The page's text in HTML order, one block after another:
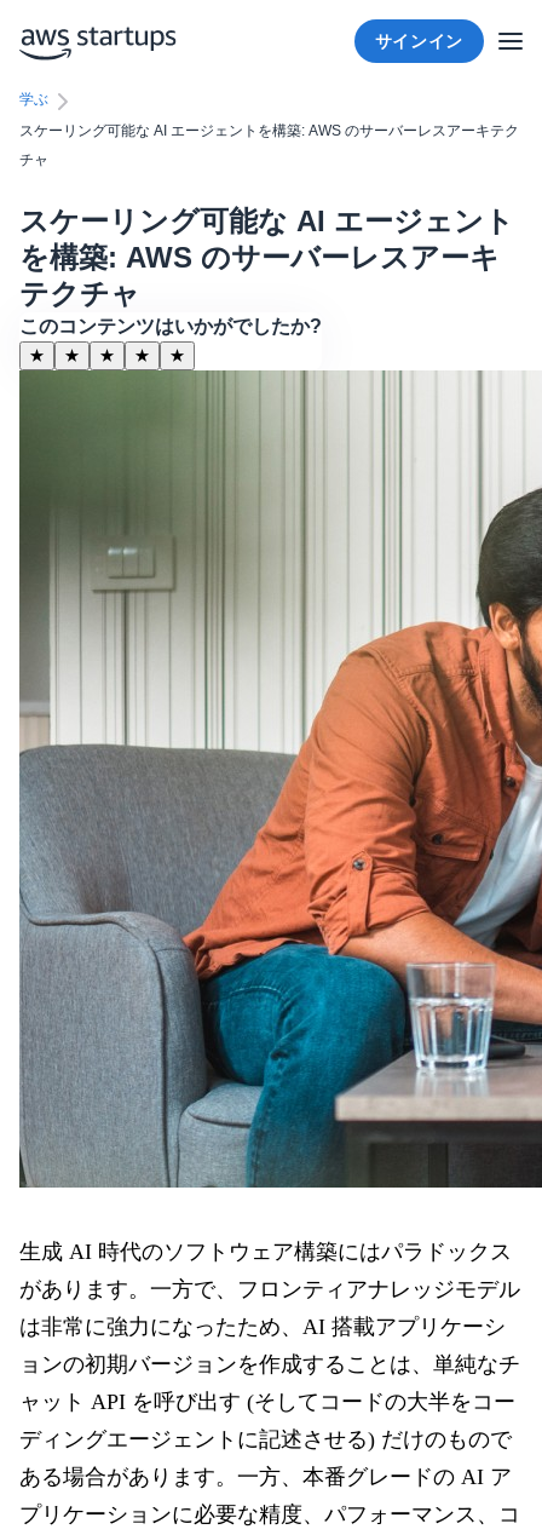
サインイン
学ぶ
スケーリング可能な AI エージェントを構築: AWS のサーバーレスアーキテク
チャ
スケーリング可能な AI エージェント
を構築: AWS のサーバーレスアーキ
テクチャ
このコンテンツはいかがでしたか?
★ ★ ★ ★ ★
生成 AI 時代のソフトウェア構築にはパラドックス
があります。一方で、フロンティアナレッジモデル
は非常に強力になったため、AI 搭載アプリケーシ
ョンの初期バージョンを作成することは、単純なチ
ャット API を呼び出す (そしてコードの大半をコー
ディングエージェントに記述させる) だけのもので
ある場合があります。一方、本番グレードの AI ア
プリケーションに必要な精度、パフォーマンス、コ